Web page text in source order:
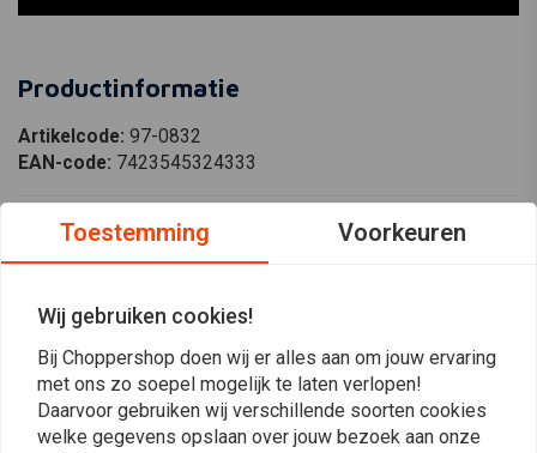
Productinformatie
Artikelcode: 97-0832
EAN-code: 7423545324333
Reviews
Toestemming Voorkeuren
Wij gebruiken cookies!
Bij Choppershop doen wij er alles aan om jouw ervaring
met ons zo soepel mogelijk te laten verlopen!
Daarvoor gebruiken wij verschillende soorten cookies
welke gegevens opslaan over jouw bezoek aan onze